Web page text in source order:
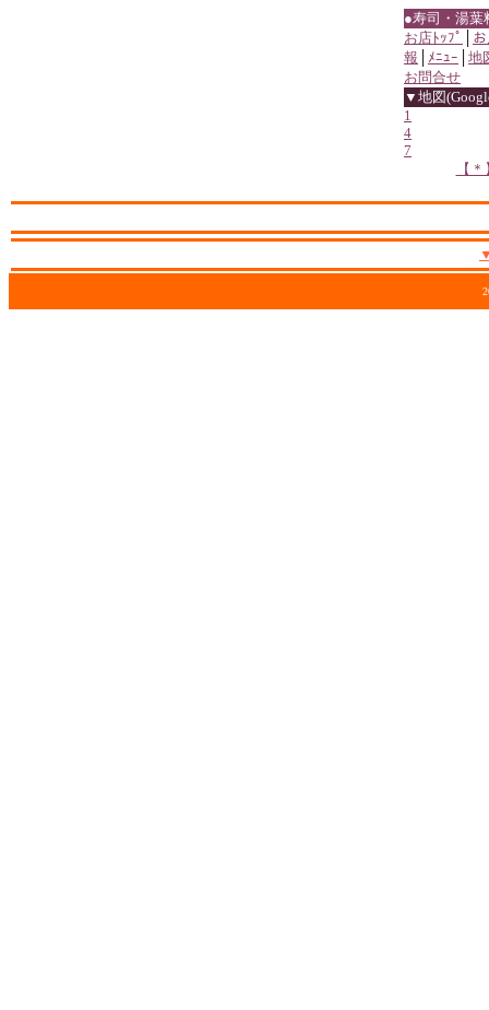
●寿司・湯
お店ﾄｯﾌﾟ
報
ﾒﾆｭｰ
地
お問合せ
▼地図
1
4
7
【